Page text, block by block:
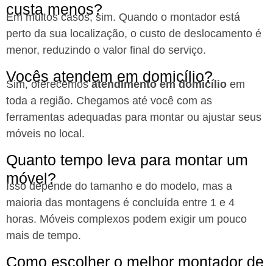
custa menos?
Em muitos casos, sim. Quando o montador está
perto da sua localização, o custo de deslocamento é
menor, reduzindo o valor final do serviço.
Vocês atendem em domicílio?
Sim, oferecemosatendimento em domicílio em
toda a região. Chegamos até você com as
ferramentas adequadas para montar ou ajustar seus
móveis no local.
Quanto tempo leva para montar um
móvel?
Isso depende do tamanho e do modelo, mas a
maioria das montagens é concluída entre 1 e 4
horas. Móveis complexos podem exigir um pouco
mais de tempo.
Como escolher o melhor montador de